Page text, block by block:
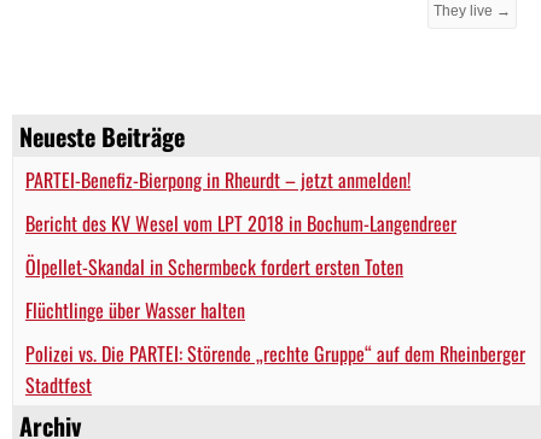
Neueste Beiträge
PARTEI-Benefiz-Bierpong in Rheurdt – jetzt anmelden!
Bericht des KV Wesel vom LPT 2018 in Bochum-Langendreer
Ölpellet-Skandal in Schermbeck fordert ersten Toten
Flüchtlinge über Wasser halten
Polizei vs. Die PARTEI: Störende „rechte Gruppe“ auf dem Rheinberger
Stadtfest
Archiv
They live →